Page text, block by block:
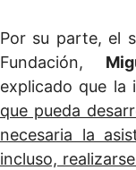
Por su parte, el
Fundación,
explicado que la
que pueda
necesaria la
incluso,